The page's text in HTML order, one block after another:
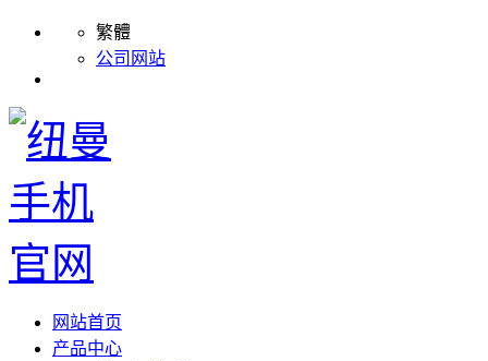
繁體
公司网站
网站首页
产品中心